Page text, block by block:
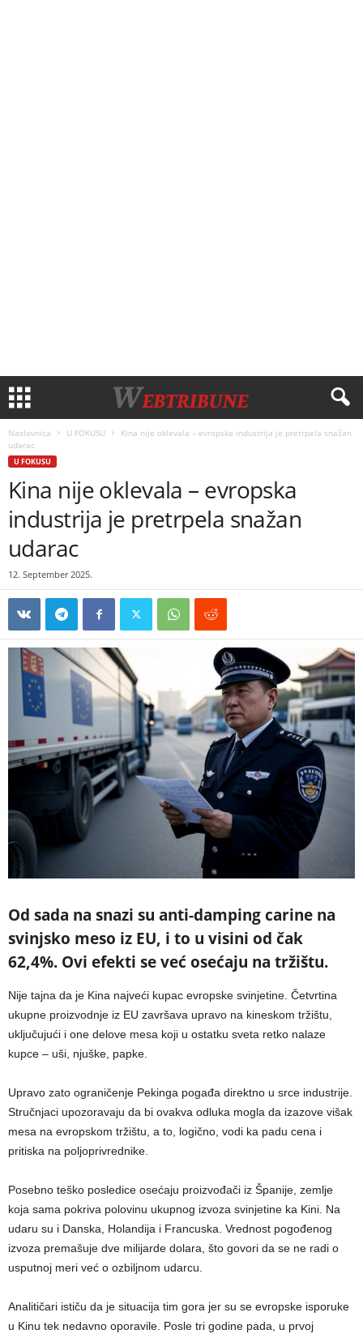
Naslovnica U FOKUSU
Kina nije oklevala – evropska industrija je pretrpela snažan
udarac
U FOKUSU
Kina nije oklevala – evropska
industrija je pretrpela snažan
udarac
12. September 2025.
Od sada na snazi su anti-damping carine na
svinjsko meso iz EU, i to u visini od čak
62,4%. Ovi efekti se već osećaju na tržištu.
Nije tajna da je Kina najveći kupac evropske svinjetine. Četvrtina
ukupne proizvodnje iz EU završava upravo na kineskom tržištu,
uključujući i one delove mesa koji u ostatku sveta retko nalaze
kupce – uši, njuške, papke.
Upravo zato ograničenje Pekinga pogađa direktno u srce industrije.
Stručnjaci upozoravaju da bi ovakva odluka mogla da izazove višak
mesa na evropskom tržištu, a to, logično, vodi ka padu cena i
pritiska na poljoprivrednike.
Posebno teško posledice osećaju proizvođači iz Španije, zemlje
koja sama pokriva polovinu ukupnog izvoza svinjetine ka Kini. Na
udaru su i Danska, Holandija i Francuska. Vrednost pogođenog
izvoza premašuje dve milijarde dolara, što govori da se ne radi o
usputnoj meri već o ozbiljnom udarcu.
Analitičari ističu da je situacija tim gora jer su se evropske isporuke
u Kinu tek nedavno oporavile. Posle tri godine pada, u prvoj